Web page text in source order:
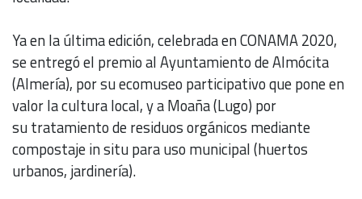
Ya en la última edición, celebrada en CONAMA 2020,
se entregó el premio al Ayuntamiento de Almócita
(Almería), por su ecomuseo participativo que pone en
valor la cultura local, y a Moaña (Lugo) por
su tratamiento de residuos orgánicos mediante
compostaje in situ para uso municipal (huertos
urbanos, jardinería).